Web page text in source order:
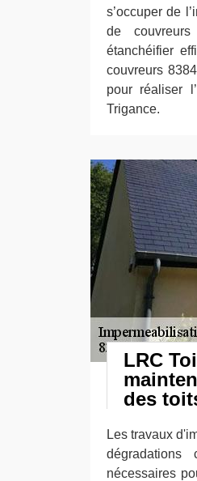
s’occuper de
de
étanchéifier
couvreurs
pour réaliser
Trigance.
LRC
des
Les travaux
nécessaires